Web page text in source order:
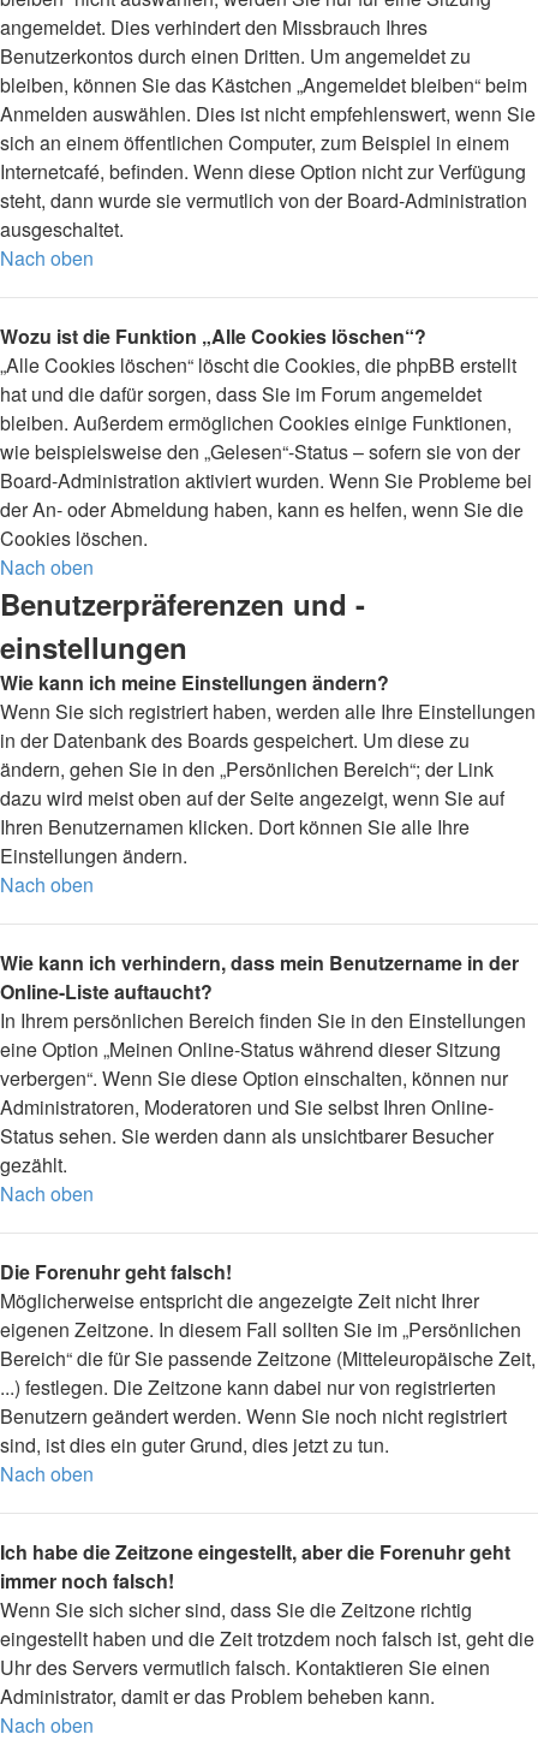
angemeldet. Dies verhindert den Missbrauch Ihres
Benutzerkontos durch einen Dritten. Um angemeldet zu
bleiben, können Sie das Kästchen „Angemeldet bleiben“ beim
Anmelden auswählen. Dies ist nicht empfehlenswert, wenn Sie
sich an einem öffentlichen Computer, zum Beispiel in einem
Internetcafé, befinden. Wenn diese Option nicht zur Verfügung
steht, dann wurde sie vermutlich von der Board-Administration
ausgeschaltet.
Nach oben
Wozu ist die Funktion „Alle Cookies löschen“?
„Alle Cookies löschen“ löscht die Cookies, die phpBB erstellt
hat und die dafür sorgen, dass Sie im Forum angemeldet
bleiben. Außerdem ermöglichen Cookies einige Funktionen,
wie beispielsweise den „Gelesen“-Status – sofern sie von der
Board-Administration aktiviert wurden. Wenn Sie Probleme bei
der An- oder Abmeldung haben, kann es helfen, wenn Sie die
Cookies löschen.
Nach oben
Benutzerpräferenzen und -
einstellungen
Wie kann ich meine Einstellungen ändern?
Wenn Sie sich registriert haben, werden alle Ihre Einstellungen
in der Datenbank des Boards gespeichert. Um diese zu
ändern, gehen Sie in den „Persönlichen Bereich“; der Link
dazu wird meist oben auf der Seite angezeigt, wenn Sie auf
Ihren Benutzernamen klicken. Dort können Sie alle Ihre
Einstellungen ändern.
Nach oben
Wie kann ich verhindern, dass mein Benutzername in der
Online-Liste auftaucht?
In Ihrem persönlichen Bereich finden Sie in den Einstellungen
eine Option „Meinen Online-Status während dieser Sitzung
verbergen“. Wenn Sie diese Option einschalten, können nur
Administratoren, Moderatoren und Sie selbst Ihren Online-
Status sehen. Sie werden dann als unsichtbarer Besucher
gezählt.
Nach oben
Die Forenuhr geht falsch!
Möglicherweise entspricht die angezeigte Zeit nicht Ihrer
eigenen Zeitzone. In diesem Fall sollten Sie im „Persönlichen
Bereich“ die für Sie passende Zeitzone (Mitteleuropäische Zeit,
...) festlegen. Die Zeitzone kann dabei nur von registrierten
Benutzern geändert werden. Wenn Sie noch nicht registriert
sind, ist dies ein guter Grund, dies jetzt zu tun.
Nach oben
Ich habe die Zeitzone eingestellt, aber die Forenuhr geht
immer noch falsch!
Wenn Sie sich sicher sind, dass Sie die Zeitzone richtig
eingestellt haben und die Zeit trotzdem noch falsch ist, geht die
Uhr des Servers vermutlich falsch. Kontaktieren Sie einen
Administrator, damit er das Problem beheben kann.
Nach oben